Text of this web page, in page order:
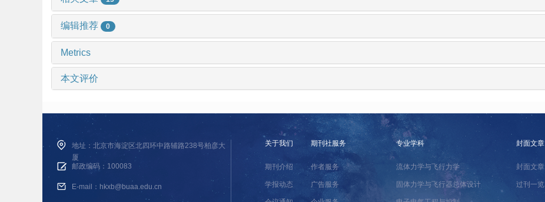
编辑推荐 0
Metrics
本文评价
地址：北京市海淀区北四环中路辅路238号柏彦大
厦
邮政编码：100083
E-mail：hkxb@buaa.edu.cn
关于我们
期刊介绍
学报动态
期刊社服务
作者服务
广告服务
专业学科
流体力学与飞行力学
固体力学与飞行器总体设计
封面文章
封面文章
过刊一览